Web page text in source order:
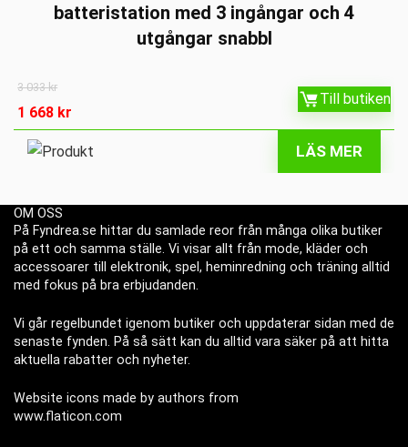
batteristation med 3 ingångar och 4
utgångar snabbl
3 033kr
1 668 kr
Till butiken
LÄS MER
OM OSS
På Fyndrea.se hittar du samlade reor från många olika butiker
på ett och samma ställe. Vi visar allt från mode, kläder och
accessoarer till elektronik, spel, heminredning och träning alltid
med fokus på bra erbjudanden.
Vi går regelbundet igenom butiker och uppdaterar sidan med de
senaste fynden. På så sätt kan du alltid vara säker på att hitta
aktuella rabatter och nyheter.
Website icons made by authors from
www.flaticon.com